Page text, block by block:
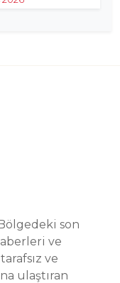
son
ve
ve
ulaştıran